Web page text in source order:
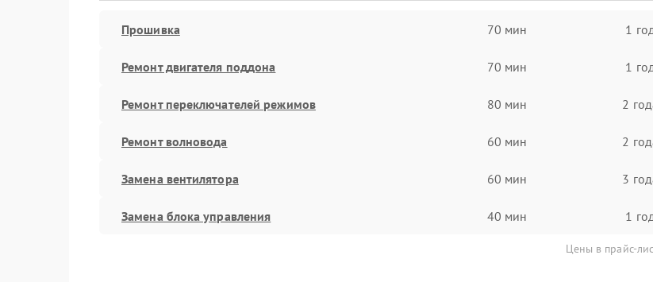
Прошивка 70 мин 1 год
Ремонт двигателя поддона 70 мин 1 год
Ремонт переключателей режимов 80 мин 2
Ремонт волновода 60 мин 2
Замена вентилятора 60 мин 3
Замена блока управления 40 мин 1 год
Цены в прайс-